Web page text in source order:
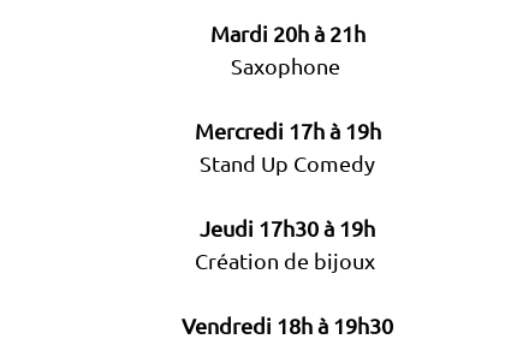
Mardi 20h à 21h
Saxophone
Mercredi 17h à 19h
Stand Up Comedy
Jeudi 17h30 à 19h
Création de bijoux
Vendredi 18h à 19h30